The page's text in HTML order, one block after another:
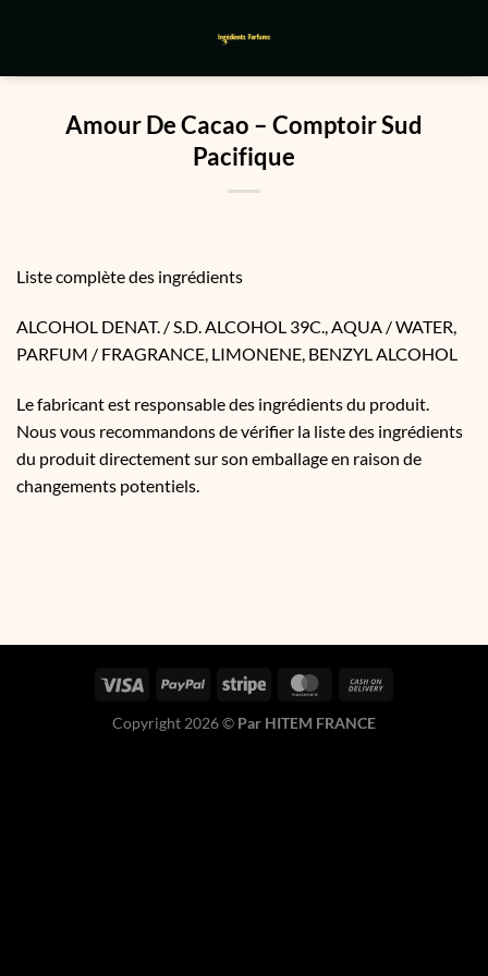
Amour De Cacao – Comptoir Sud
Pacifique
Liste complète des ingrédients
ALCOHOL DENAT. / S.D. ALCOHOL 39C., AQUA / WATER,
PARFUM / FRAGRANCE, LIMONENE, BENZYL ALCOHOL
Le fabricant est responsable des ingrédients du produit.
Nous vous recommandons de vérifier la liste des ingrédients
du produit directement sur son emballage en raison de
changements potentiels.
Copyright 2026 © Par HITEM FRANCE